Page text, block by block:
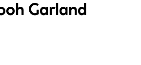
Garland